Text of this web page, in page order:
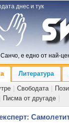
днес и тук
е едно от най-
Литература
Свободата
Писма от другаде